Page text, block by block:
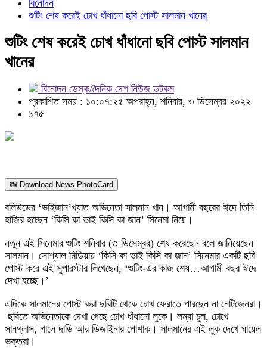
বিনোদন
শুটিং শেষ করেই চোখ ধাঁধানো ছবি পোস্ট সালমান খানের
শুটিং শেষ করেই চোখ ধাঁধানো ছবি পোস্ট সালমান
খানের
বিনোদন ডেস্ক/দৈনিক দেশ নিউজ ডটকম
প্রকাশিত সময় : ১০:০৭:২৫ অপরাহ্ন, শনিবার, ৩ ডিসেম্বর ২০২২
১৭৫
📸 Download News PhotoCard
বলিউডের ‘ভাইজান’খ্যাত অভিনেতা সালমান খান। আগামী বছরের ঈদে তিনি
হাজির হচ্ছেন ‘কিসি কা ভাই কিসি কা জান’ সিনেমা নিয়ে।
নতুন এই সিনেমার শুটিং শনিবার (৩ ডিসেম্বর) শেষ করেছেন বলে জানিয়েছেন
সালমান। সোশ্যাল মিডিয়ায় ‘কিসি কা ভাই কিসি কা জান’ সিনেমার একটি ছবি
পোস্ট করে এই সুপারস্টার লিখেছেন, ‘শুটিং-এর কাজ শেষ…আগামী বছর ঈদে
দেখা হচ্ছে।’
এদিকে সালমানের পোস্ট করা ছবিটি থেকে চোখ ফেরাতে পারছেন না নেটিজেনরা।
ছবিতে অভিনেতাকে দেখা গেছে চোখ ধাঁধানো লুকে। লম্বা চুল, চোখে
সানগ্লাস, গালে দাড়ি আর ডিজাইনার পোশাক। সালমানের এই লুক দেখে ঘায়েল
ভক্তরা।